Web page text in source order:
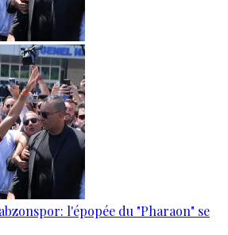
l'épopée du "Pharaon" se